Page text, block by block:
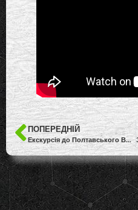
ПОПЕРЕДНІЙ
Екскурсія до Полтавського ВКССВІТіІ ім. Героїв Крут